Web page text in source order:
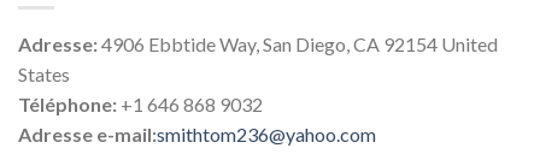
Adresse:4906 Ebbtide Way, San Diego, CA 92154 United
States
Téléphone: +1 646 868 9032
Adresse e-mail:smithtom236@yahoo.com